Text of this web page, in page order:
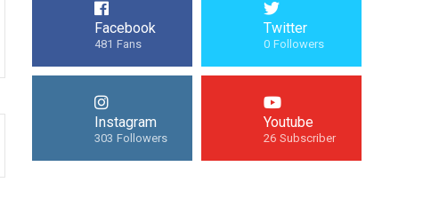
Facebook
481 Fans
Twitter
0 Followers
Instagram
303 Followers
Youtube
26 Subscriber